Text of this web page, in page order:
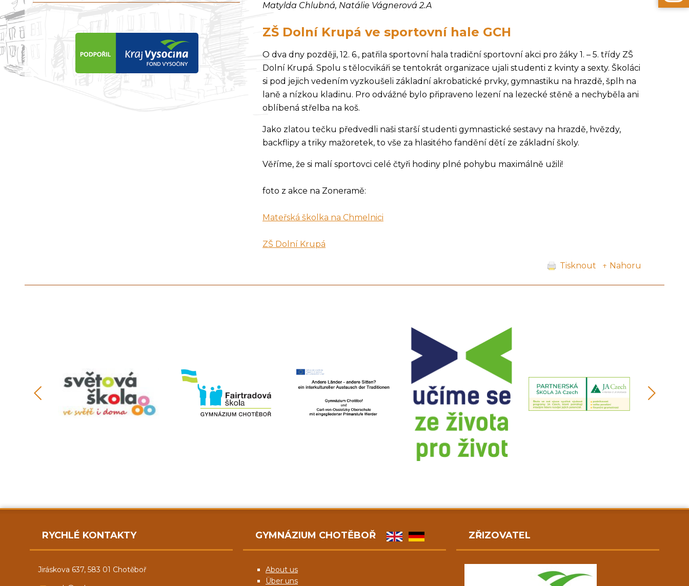
Matylda Chlubná, Natálie Vágnerová 2.A
ZŠ Dolní Krupá ve sportovní hale GCH
O dva dny později, 12. 6., patřila sportovní hala tradiční sportovní akci pro žáky 1. – 5. třídy ZŠ
Dolní Krupá. Spolu s tělocvikáři se tentokrát organizace ujali studenti z kvinty a sexty. Školáci
si pod jejich vedením vyzkoušeli základní akrobatické prvky, gymnastiku na hrazdě, šplh na
laně a nízkou kladinu. Pro odvážné bylo připraveno lezení na lezecké stěně a nechyběla ani
oblíbená střelba na koš.
Jako zlatou tečku předvedli naši starší studenti gymnastické sestavy na hrazdě, hvězdy,
backflipy a triky mažoretek, to vše za hlasitého fandění dětí ze základní školy.
Věříme, že si malí sportovci celé čtyři hodiny plné pohybu maximálně užili!
foto z akce na Zoneramě:
Mateřská školka na Chmelnici
ZŠ Dolní Krupá
Tisknout ↑ Nahoru
RYCHLÉ KONTAKTY
Jiráskova 637, 583 01 Chotěboř
GYMNÁZIUM CHOTĚBOŘ
About us
Über uns
ZŘIZOVATEL